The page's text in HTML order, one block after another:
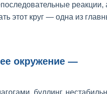
реакции,
этот круг — одна из
окружение —
буллинг,